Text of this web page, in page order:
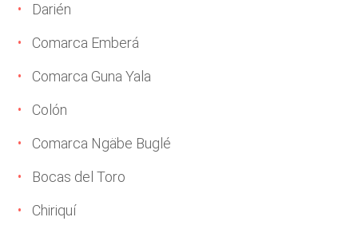
Darién
Comarca Emberá
Comarca Guna Yala
Colón
Comarca Ngäbe Buglé
Bocas del Toro
Chiriquí